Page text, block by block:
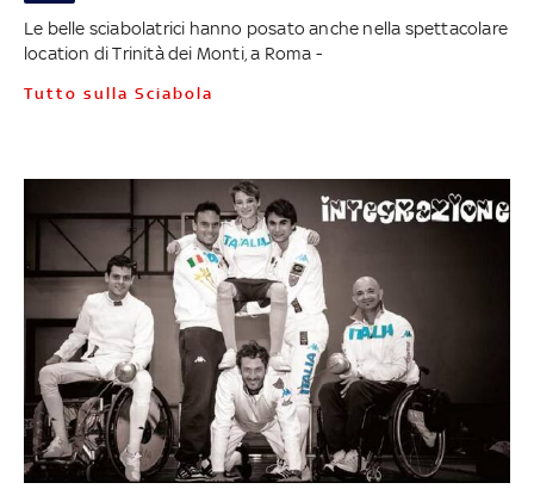
Le belle sciabolatrici hanno posato anche nella spettacolare
location di Trinità dei Monti, a Roma -
Tutto sulla Sciabola